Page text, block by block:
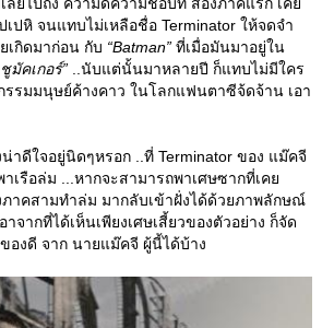
เปหิ จนแทบไม่เหลือชื่อ Terminator ให้จดจำ
เกิดมาก่อน กับ “Batman” ที่เมื่อมันมาอยู่ใน
มัคเกอร์” ..นับแต่นั้นมาหลายปี ก็แทบไม่มีใคร
รรมมนุษย์ค้างคาว ในโลกแฟนตาซีจ้ดจ้าน เอา
ดีใจอยู่นิดๆหรอก ..ที่ Terminator ของ แม๊คจี
าเรือล่ม ...หากจะสามารถพาเศษซากที่เค
ภาคสามทำล่ม มากลับเข้าฝั่งได้ด้วยภาพลักษณ์
จากที่ได้เห็นเพียงเศษเสี้ยวของตัวอย่าง ก็จัด
องดี จาก นายแม๊คจี ผู้นี้ได้บ้าง